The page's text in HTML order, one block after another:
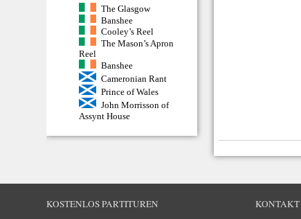
The Glasgow
Banshee
Cooley’s Reel
The Mason’s Apron
Reel
Banshee
Cameronian Rant
Prince of Wales
John Morrisson of
Assynt House
KOSTENLOS PARTITUREN KONTAKT